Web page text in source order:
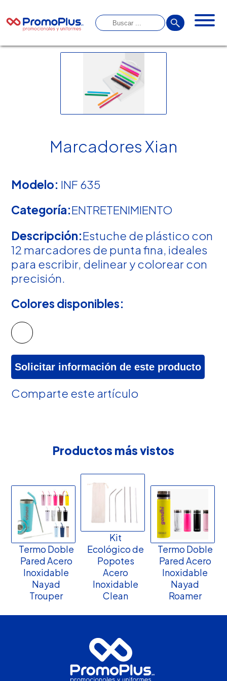
Marcadores Xian
Modelo: INF 635
Categoría:ENTRETENIMIENTO
Descripción:Estuche de plástico con
12 marcadores de punta fina, ideales
para escribir, delinear y colorear con
precisión.
Colores disponibles:
Solicitar información de este producto
Comparte este artículo
Productos más vistos
Termo Doble
Pared Acero
Inoxidable
Nayad
Trouper
Kit
Ecológico de
Popotes
Acero
Inoxidable
Clean
Termo Doble
Pared Acero
Inoxidable
Nayad
Roamer